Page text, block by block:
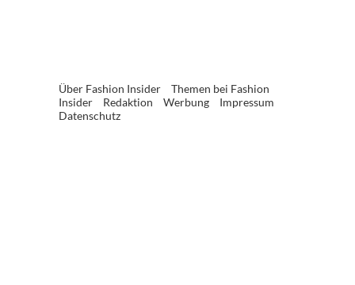
Über Fashion Insider
Themen bei Fashion
Insider
Redaktion Werbung
Impressum
Datenschutz